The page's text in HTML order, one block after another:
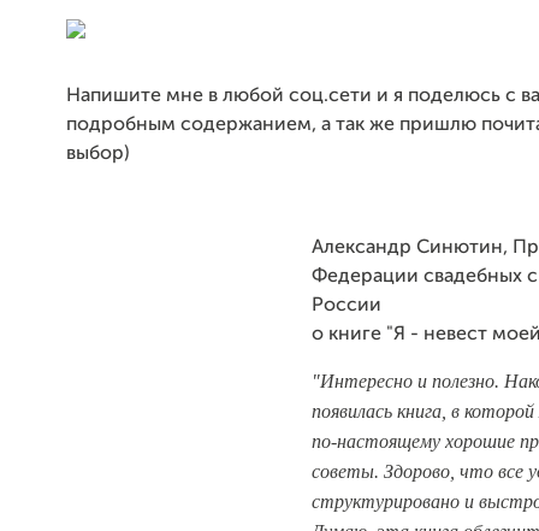
Напишите мне в любой соц.сети и я поделюсь с
подробным содержанием, а так же пришлю
выбор)
Александр Синютин,
Федерации свадебных
России
о книге "Я - невест
"Интересно и полезно.
появилась книга, в
по-настоящему хорошие
советы. Здорово, что все
структурировано и